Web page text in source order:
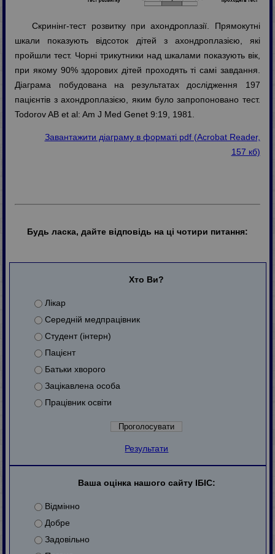
Скринінг-тест розвитку при ахондроплазії. Прямокутні
шкали показують відсоток дітей з ахондроплазією, які
пройшли тест. Чорні трикутники над шкалами показують вік,
при якому 90% здорових дітей проходять ті самі завдання.
Діаграма побудована на результатах дослідження 197
пацієнтів з ахондроплазією, яким було запропоновано тест.
Todorov AB et al: Am J Med Genet 9:19, 1981.
Завантажити діаграму в форматі pdf (Acrobat Reader,
157 кб)
Будь ласка, дайте відповідь на ці чотири питання:
Хто Ви?
Лікар
Середній медпрацівник
Студент (інтерн)
Пацієнт
Батьки хворого
Зацікавлена особа
Працівник освіти
Результати
Ваша оцінка нашого сайту ІБІС:
Відмінно
Добре
Задовільно